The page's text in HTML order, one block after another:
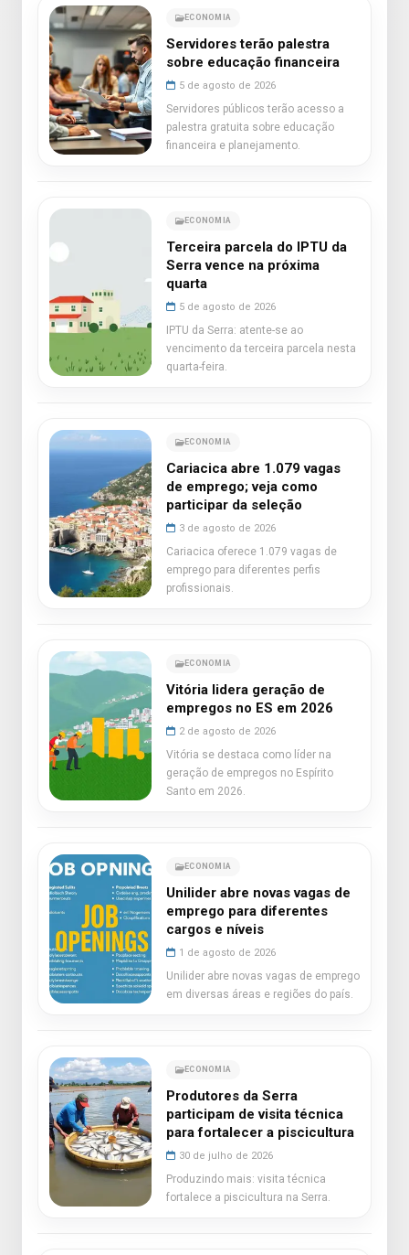
ECONOMIA
Servidores terão palestra
sobre educação financeira
5 de agosto de 2026
Servidores públicos terão acesso a
palestra gratuita sobre educação
financeira e planejamento.
ECONOMIA
Terceira parcela do IPTU da
Serra vence na próxima
quarta
5 de agosto de 2026
IPTU da Serra: atente-se ao
vencimento da terceira parcela nesta
quarta-feira.
ECONOMIA
Cariacica abre 1.079 vagas
de emprego; veja como
participar da seleção
3 de agosto de 2026
Cariacica oferece 1.079 vagas de
emprego para diferentes perfis
profissionais.
ECONOMIA
Vitória lidera geração de
empregos no ES em 2026
2 de agosto de 2026
Vitória se destaca como líder na
geração de empregos no Espírito
Santo em 2026.
ECONOMIA
Unilider abre novas vagas de
emprego para diferentes
cargos e níveis
1 de agosto de 2026
Unilider abre novas vagas de emprego
em diversas áreas e regiões do país.
ECONOMIA
Produtores da Serra
participam de visita técnica
para fortalecer a piscicultura
30 de julho de 2026
Produzindo mais: visita técnica
fortalece a piscicultura na Serra.